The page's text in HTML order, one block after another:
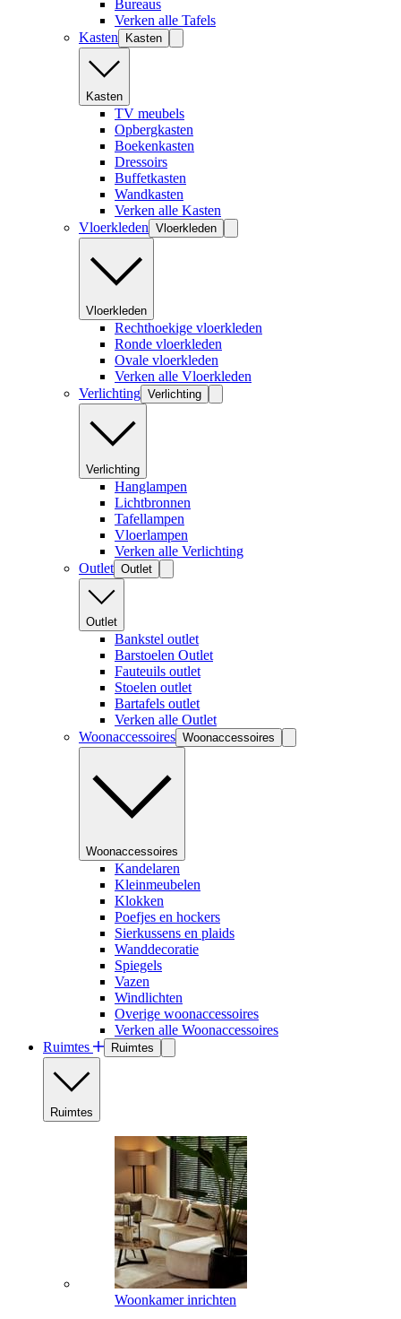
Bureaus
Verken alle Tafels
Kasten
Kasten
Kasten
TV meubels
Opbergkasten
Boekenkasten
Dressoirs
Buffetkasten
Wandkasten
Verken alle Kasten
Vloerkleden Vloerkleden
Vloerkleden
Rechthoekige vloerkleden
Ronde vloerkleden
Ovale vloerkleden
Verken alle Vloerkleden
Verlichting Verlichting
Verlichting
Hanglampen
Lichtbronnen
Tafellampen
Vloerlampen
Verken alle Verlichting
Outlet Outlet
Outlet
Bankstel outlet
Barstoelen Outlet
Fauteuils outlet
Stoelen outlet
Bartafels outlet
Verken alle Outlet
Woonaccessoires Woonaccessoires
Woonaccessoires
Kandelaren
Kleinmeubelen
Klokken
Poefjes en hockers
Sierkussens en plaids
Wanddecoratie
Spiegels
Vazen
Windlichten
Overige woonaccessoires
Verken alle Woonaccessoires
Ruimtes
Ruimtes
Ruimtes
Woonkamer inrichten